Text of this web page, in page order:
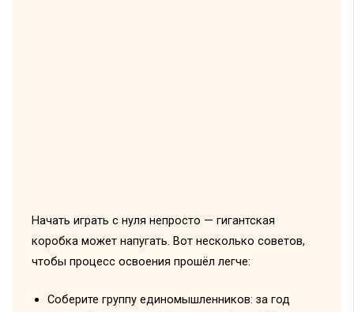
Начать играть с нуля непросто — гигантская
коробка может напугать. Вот несколько советов,
чтобы процесс освоения прошёл легче:
Соберите группу единомышленников: за год